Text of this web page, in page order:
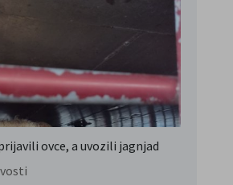
ovce, a uvozili jagnjad